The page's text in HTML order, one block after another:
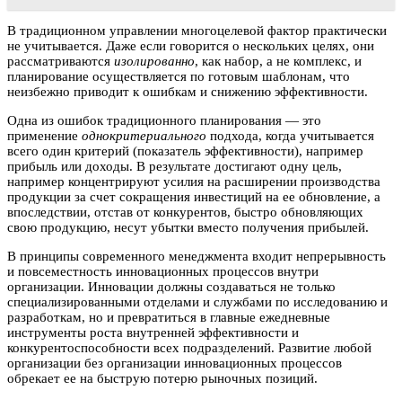
В традиционном управлении многоцелевой фактор практически
не учитывается. Даже если говорится о нескольких целях, они
рассматриваются изолированно, как набор, а не комплекс, и
планирование осуществляется по готовым шаблонам, что
неизбежно приводит к ошибкам и снижению эффективности.
Одна из ошибок традиционного планирования — это
применение однокритериального подхода, когда учитывается
всего один критерий (показатель эффективности), например
прибыль или доходы. В результате достигают одну цель,
например концентрируют усилия на расширении производства
продукции за счет сокращения инвестиций на ее обновление, а
впоследствии, отстав от конкурентов, быстро обновляющих
свою продукцию, несут убытки вместо получения прибылей.
В принципы современного менеджмента входит непрерывность
и повсеместность инновационных процессов внутри
организации. Инновации должны создаваться не только
специализированными отделами и службами по исследованию и
разработкам, но и превратиться в главные ежедневные
инструменты роста внутренней эффективности и
конкурентоспособности всех подразделений. Развитие любой
организации без организации инновационных процессов
обрекает ее на быструю потерю рыночных позиций.